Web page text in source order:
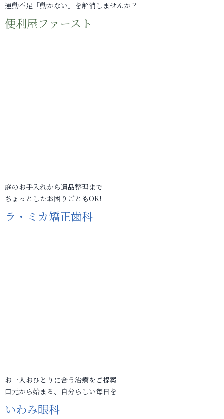
運動不足「動かない」を解消しませんか？
便利屋ファースト
庭のお手入れから遺品整理まで
ちょっとしたお困りごともOK!
ラ・ミカ矯正歯科
お一人おひとりに合う治療をご提案
口元から始まる、自分らしい毎日を
いわみ眼科